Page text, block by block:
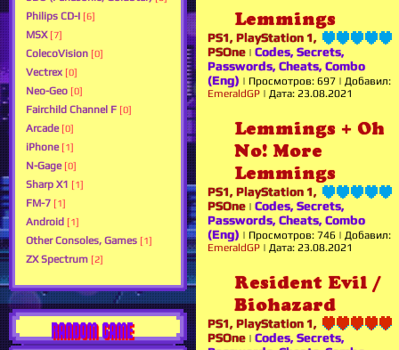
Philips CD-I [6]
MSX [7]
ColecoVision [0]
Vectrex [0]
Neo-Geo [0]
Fairchild Channel F [0]
Arcade [0]
iPhone [1]
N-Gage [0]
Sharp X1 [1]
FM-7 [1]
Android [1]
Other Consoles, Games [1]
ZX Spectrum [2]
RANDOM GAME
Lemmings
PS1, PlayStation 1,
PSOne | Codes, Secrets,
Passwords, Cheats, Combo
(Eng) | Просмотров: 697 | Добавил:
EmeraldGP | Дата: 23.08.2021
Lemmings + Oh
No! More
Lemmings
PS1, PlayStation 1,
PSOne | Codes, Secrets,
Passwords, Cheats, Combo
(Eng) | Просмотров: 746 | Добавил:
EmeraldGP | Дата: 23.08.2021
Resident Evil /
Biohazard
PS1, PlayStation 1,
PSOne | Codes, Secrets,